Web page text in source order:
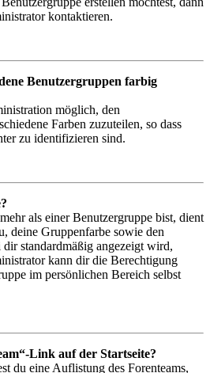
kontaktieren.
Benutzergruppen farbig
möglich, den
Farben zuzuteilen, so dass
zu identifizieren sind.
als einer Benutzergruppe bist, dient
deine Gruppenfarbe sowie den
standardmäßig angezeigt wird,
kann dir die Berechtigung
im persönlichen Bereich selbst
Link auf der Startseite?
du eine Auflistung des Forenteams,